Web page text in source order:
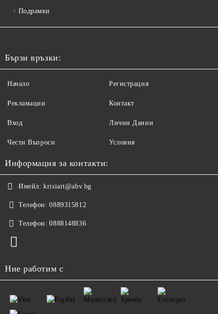
Подрамки
Бързи връзки:
Начало
Рекламации
Вход
Чести Въпроси
Регистрация
Контакт
Лични Данни
Условия
Информация за контакти:
Имейл: krisiart@abv.bg
Телефон: 0889315812
Телефон: 0888148836
Ние работим с